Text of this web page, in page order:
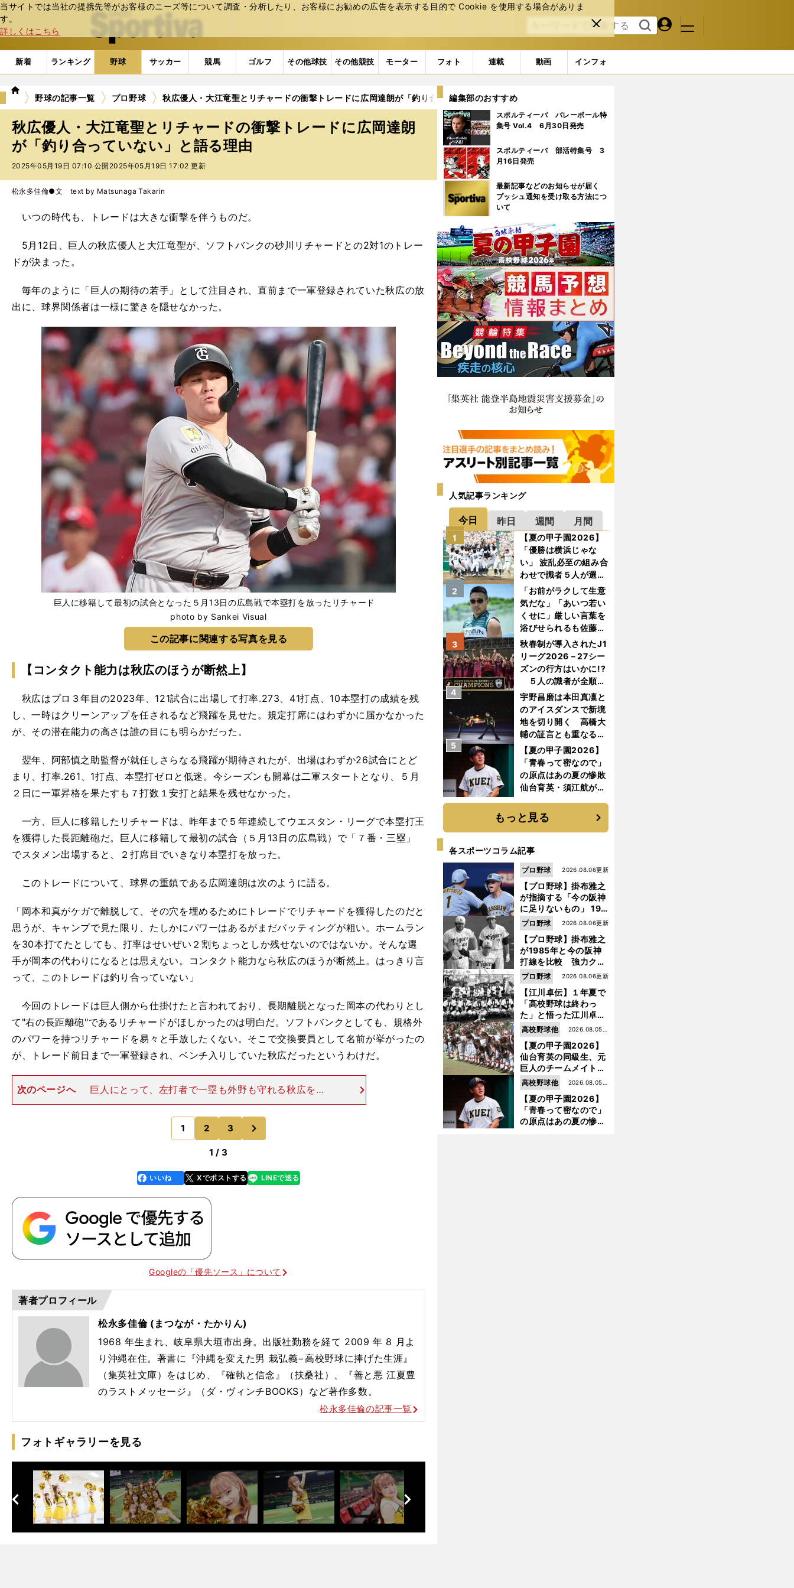
当サイトでは当社の提携先等がお客様のニーズ等について調査・分析したり、お客様にお勧めの広告を表⽰する⽬的で Cookie を使⽤する場合がありま
す。
詳しくはこちら
閉じ
る
web Sportiva (webスポルティーバ)
検索
る
マイペ
ジ
メニュ
新着 ランキング 野球 サッカー 競馬 ゴルフ その他球技 その他競技 モーター フォト 連載 動画 インフォ
we
ポ
ル
テ
ィ
ー
バ
野球の記事一覧 プロ野球 秋広優人・大江竜聖とリチャードの衝撃トレードに広岡達朗が「釣り合っていない」と語る理由
秋広優人・大江竜聖とリチャードの衝撃トレードに広岡達朗
が「釣り合っていない」と語る理由
2025年05月19日 07:10 公開 2025年05月19日 17:02 更新
松永多佳倫●文 text by Matsunaga Takarin
いつの時代も、トレードは大きな衝撃を伴うものだ。
5月12日、巨人の秋広優人と大江竜聖が、ソフトバンクの砂川リチャードとの2対1のトレー
ドが決まった。
毎年のように「巨人の期待の若手」として注目され、直前まで一軍登録されていた秋広の放
出に、球界関係者は一様に驚きを隠せなかった。
巨人に移籍して最初の試合となった５月13日の広島戦で本塁打を放ったリチャード
photo by Sankei Visual
この記事に関連する写真を見る
【コンタクト能力は秋広のほうが断然上】
秋広はプロ３年目の2023年、121試合に出場して打率.273、41打点、10本塁打の成績を残
し、一時はクリーンアップを任されるなど飛躍を見せた。規定打席にはわずかに届かなかった
が、その潜在能力の高さは誰の目にも明らかだった。
翌年、阿部慎之助監督が就任しさらなる飛躍が期待されたが、出場はわずか26試合にとど
まり、打率.261、1打点、本塁打ゼロと低迷。今シーズンも開幕は二軍スタートとなり、５月
２日に一軍昇格を果たすも７打数１安打と結果を残せなかった。
一方、巨人に移籍したリチャードは、昨年まで５年連続してウエスタン・リーグで本塁打王
を獲得した長距離砲だ。巨人に移籍して最初の試合（５月13日の広島戦）で「７番・三塁」
でスタメン出場すると、２打席目でいきなり本塁打を放った。
このトレードについて、球界の重鎮である広岡達朗は次のように語る。
「岡本和真がケガで離脱して、その穴を埋めるためにトレードでリチャードを獲得したのだと
思うが、キャンプで見た限り、たしかにパワーはあるがまだバッティングが粗い。ホームラン
を30本打てたとしても、打率はせいぜい２割ちょっとしか残せないのではないか。そんな選
手が岡本の代わりになるとは思えない。コンタクト能力なら秋広のほうが断然上。はっきり言
って、このトレードは釣り合っていない」
今回のトレードは巨人側から仕掛けたと言われており、長期離脱となった岡本の代わりとし
て"右の長距離砲"であるリチャードがほしかったのは明白だ。ソフトバンクとしても、規格外
のパワーを持つリチャードを易々と手放したくない。そこで交換要員として名前が挙がったの
が、トレード前日まで一軍登録され、ベンチ入りしていた秋広だったというわけだ。
次のページへ
巨人にとって、左打者で一塁も外野も守れる秋広を放
出するのは痛手だったはずだが、広岡はこれまでの起用法に疑問を呈
す。「そもそも秋広に『チャンスを与えた』と言うが、打てなければす
ぐに交代させ、代打や途中
1 2 3
1 / 3
faceboo
k
いいね Xでポストする
line LINEで送る
Googleの「優先ソース」について
著者プロフィール
松永多佳倫 (まつなが・たかりん)
1968 年生まれ、岐阜県大垣市出身。出版社勤務を経て 2009 年 8 月よ
り沖縄在住。著書に『沖縄を変えた男 栽弘義−高校野球に捧げた生涯』
（集英社文庫）をはじめ、『確執と信念』（扶桑社）、『善と悪 江夏豊
のラストメッセージ』（ダ・ヴィンチBOOKS）など著作多数。
松永多佳倫の記事一覧
フォトギャラリーを見る
次
へ
前
へ
ベ
.
編集部のおすすめ
スポルティーバ バレーボール特
集号 Vol.4 6月30日発売
スポルティーバ 部活特集号 3
月16日発売
最新記事などのお知らせが届く
プッシュ通知を受け取る方法につ
いて
人気記事ランキング
今日 昨日 週間 月間
【夏の甲子園2026】
「優勝は横浜じゃな
い」 波乱必至の組み合
わせで識者５人が選ん
だ優勝校はここだ！
1
「お前がラクして生意
気だな」「あいつ若い
くせに」厳しい言葉を
浴びせられるも佐藤慎
太郎が貫いた誇りとフ
ァンへの思い
2
秋春制が導入されたJ1
リーグ2026－27シー
ズンの行方はいかに!?
５人の識者が全順位
を大胆予想
3
宇野昌磨は本田真凜と
のアイスダンスで新境
地を切り開く 高橋大
輔の証言とも重なる課
題と楽しさ
4
【夏の甲子園2026】
「青春って密なので」
の原点はあの夏の惨敗
仙台育英・須江航が明
画"のすべて
5
もっと見る
各スポーツコラム記事
【プロ野球】掛布雅之
が指摘する「今の阪神
に足りないもの」 198
5年のチームよりもつ
ながりを感じない
2026.08.06更新
プロ野球
【プロ野球】掛布雅之
が1985年と今の阪神
打線を比較 強力クリ
ーンナップと、チーム
の「大きな違い」を語
った
2026.08.06更新
プロ野球
【江川卓伝】１年夏で
「高校野球は終わっ
た」と悟った江川卓の
控え投手は、公式戦わ
ずか16イニングの登板
で大洋から２位指名を
受けた
2026.08.06更新
プロ野球
【夏の甲子園2026】
仙台育英の同級生、元
巨人のチームメイト、
恩師と教え子...聖地で
交差する運命の再会
2026.08.05更
高校野球他
【夏の甲子園2026】
「青春って密なので」
の原点はあの夏の惨敗
2026.08.05更
高校野球他